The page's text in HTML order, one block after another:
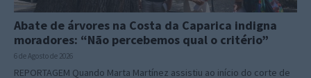
Abate de árvores na Costa da Caparica indigna
moradores: “Não percebemos qual o critério”
6 de Agosto de 2026
REPORTAGEM Quando Marta Martínez assistiu ao início do corte de